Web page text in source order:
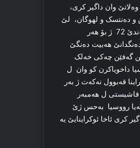
وان داگیر کری،
و دەنتسک و لهوگان، لێ
ئوکراینا ب ڤێ گشتپرسیێ رازی نەبوو، ژ بەر کو ل دیڤ دەستورێ ئوکراینایێ، بەندێ 71 و بەندێ 72 ژ بۆ هەر
هەبیت دەنگێ
گەفێن چەکی خەلک
داخویاکرن کو وان ل
سنورێن ئوکراینا قەبوول نەکەت ژ بەر
فاشیستی ل هەمبەر
رووسیا بەحس ژێ
کری ئاخا ئوکراینایێ یە